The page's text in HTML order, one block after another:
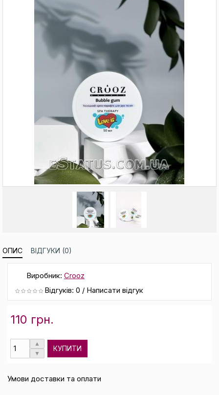
ОПИС ВІДГУКИ (0)
Виробник: Crooz
Відгуків: 0 / Написати відгук
110 грн.
КУПИТИ
Умови доставки та оплати